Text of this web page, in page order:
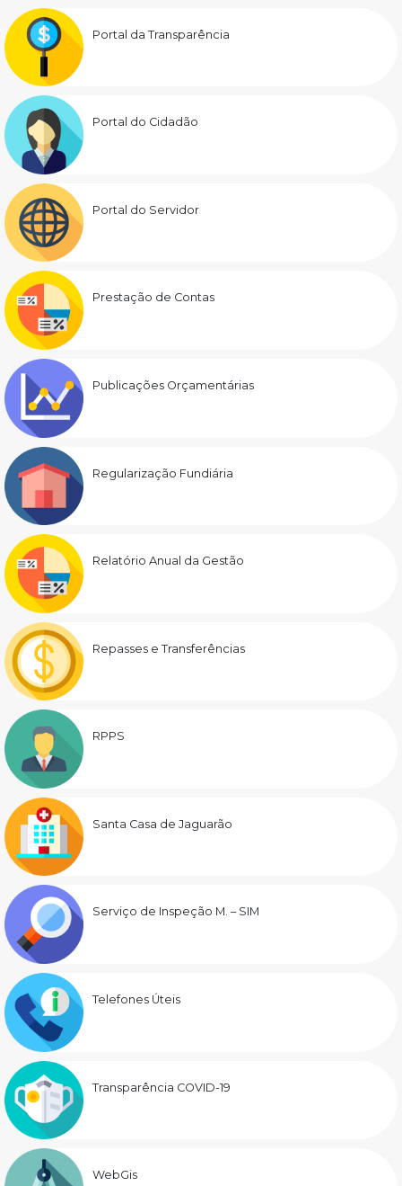
Portal da Transparência
Portal do Cidadão
Portal do Servidor
Prestação de Contas
Publicações Orçamentárias
Regularização Fundiária
Relatório Anual da Gestão
Repasses e Transferências
RPPS
Santa Casa de Jaguarão
Serviço de Inspeção M. – SIM
Telefones Úteis
Transparência COVID-19
WebGis